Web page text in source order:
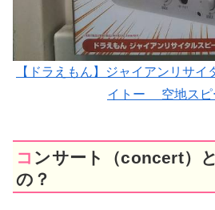
【ドラえもん】ジャイアンリサ
イトー 空地スピ
コンサート（concert）とは、どういうも
の？